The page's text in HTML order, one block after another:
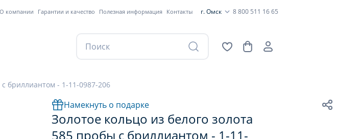
О компании Гарантии и качество Полезная информация Контакты г. Омск 8 800 511 16 65
бриллиантом - 1-11-0987-206
Намекнуть о подарке
Золотое кольцо из белого золота
585 пробы с бриллиантом - 1-11-